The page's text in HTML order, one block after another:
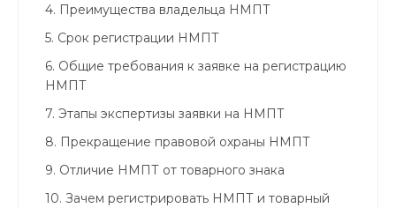
4. Преимущества владельца НМПТ
5. Срок регистрации НМПТ
6. Общие требования к заявке на регистрацию
НМПТ
7. Этапы экспертизы заявки на НМПТ
8. Прекращение правовой охраны НМПТ
9. Отличие НМПТ от товарного знака
10. Зачем регистрировать НМПТ и товарный